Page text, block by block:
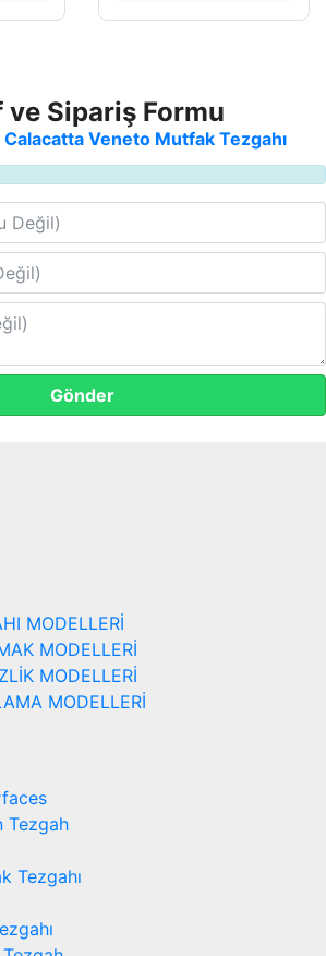
ve Sipariş Formu
Veneto Mutfak Tezgahı
Gönder
MODELLERİ
MODELLERİ
MODELLERİ
MODELLERİ
Tezgah
Tezgahı